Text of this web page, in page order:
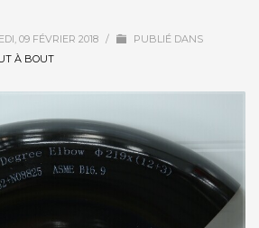
09 FÉVRIER 2018 /
PUBLIÉ DANS
À BOUT